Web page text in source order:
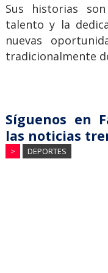
Sus historias
talento y la
nuevas
tradicionalmente
Síguenos en
las noticias
> DEPORTES